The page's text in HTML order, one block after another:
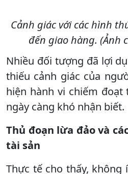
Cảnh giác với các hình
đến giao hàng. (Ảnh
Nhiều đối tượng đã lợi
thiếu cảnh giác của
hiện hành vi chiếm đoạt
ngày càng khó nhận biết.
Thủ đoạn lừa đảo và
tài sản
Thực tế cho thấy,